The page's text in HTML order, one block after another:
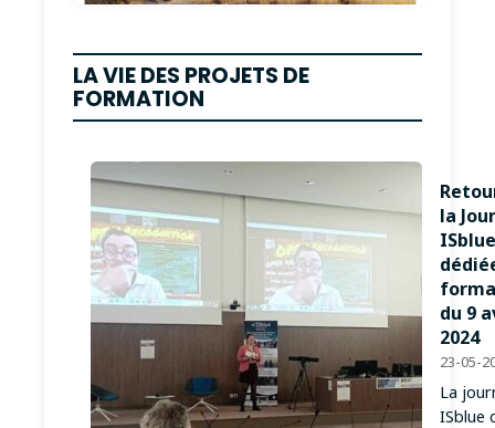
LA VIE DES PROJETS DE
FORMATION
la
ISblue
du 9
2024
23-05-
La
ISblue